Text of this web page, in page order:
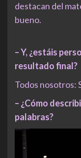
destacan del
bueno.
– Y, ¿estáis
resultado final?
Todos nosotros:
– ¿Cómo
palabras?